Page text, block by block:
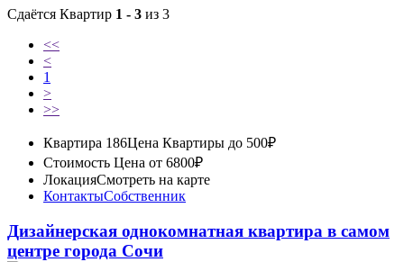
Сдаётся Квартир 1 - 3 из 3
<<
<
1
>
>>
Квартира 186Цена Квартиры до 500₽
Стоимость Цена от 6800₽
ЛокацияСмотреть на карте
КонтактыСобственник
Дизайнерская однокомнатная квартира в самом
центре города Сочи